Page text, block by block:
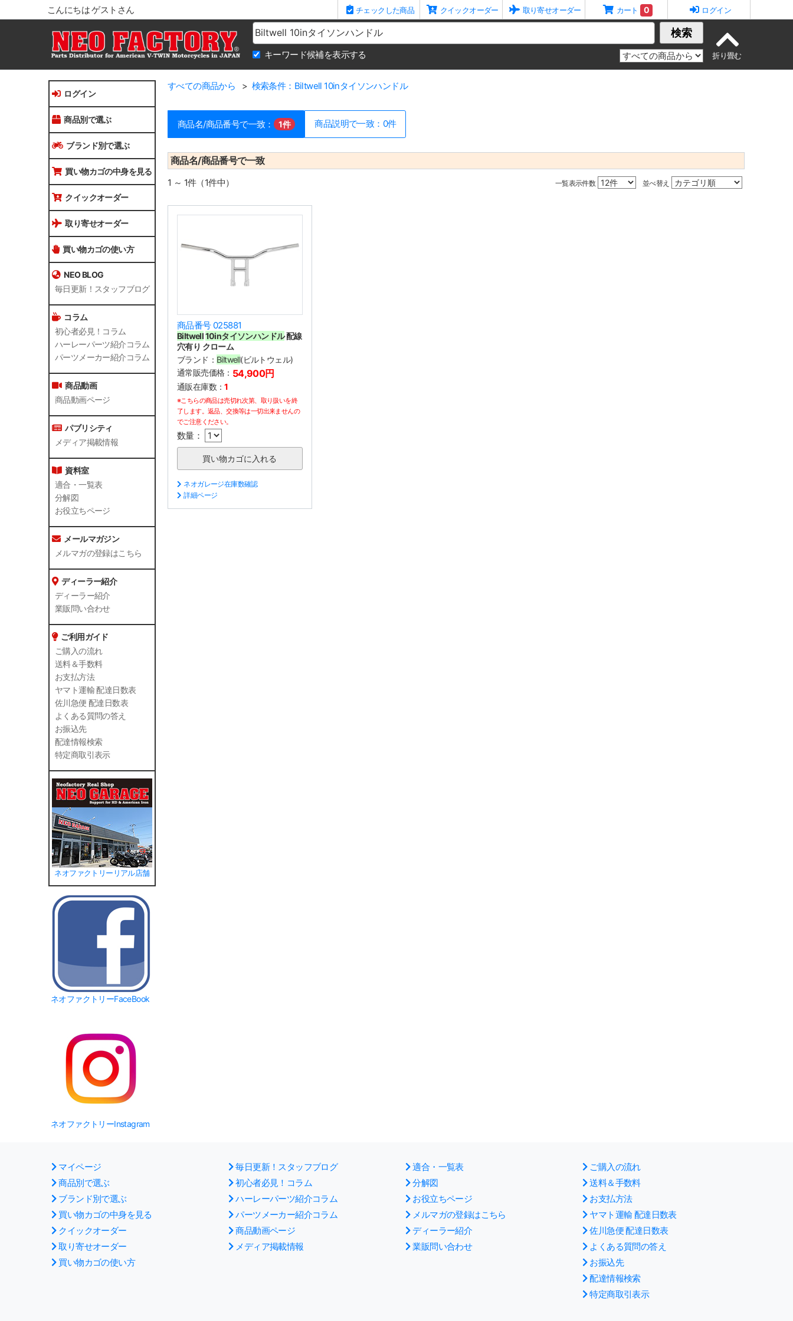
こんにちは ゲストさん チェックした商品 クイックオーダー 取り寄せオーダー カート 0 ログイン
Name 検索
キーワード候補を表示する
ログイン
商品別で選ぶ
ブランド別で選ぶ
買い物カゴの中身を見る
クイックオーダー
取り寄せオーダー
買い物カゴの使い方
NEO BLOG
毎日更新！スタッフブログ
コラム
初心者必見！コラム
ハーレーパーツ紹介コラム
パーツメーカー紹介コラム
商品動画
商品動画ページ
パブリシティ
メディア掲載情報
資料室
適合・一覧表
分解図
お役立ちページ
メールマガジン
メルマガの登録はこちら
ディーラー紹介
ディーラー紹介
業販問い合わせ
ご利用ガイド
ご購入の流れ
送料＆手数料
お支払方法
ヤマト運輸 配達日数表
佐川急便 配達日数表
よくある質問の答え
お振込先
配達情報検索
特定商取引表示
ネオファクトリーリアル店舗
ネオファクトリーFaceBook
ネオファクトリーInstagram
すべての商品から 検索条件：Biltwell 10inタイソンハンドル
商品名/商品番号で一致： 1件 商品説明で一致：0件
商品名/商品番号で一致
一覧表示件数 並べ替え
1 ～ 1件（1件中）
商品番号 025881
Biltwell10inタイソンハンドル配線
穴有り クローム
ブランド： Biltwell(ビルトウェル)
通常販売価格： 54,900円
通販在庫数：1
※こちらの商品は売切れ次第、取り扱いを終
了します。返品、交換等は一切出来ませんの
でご注意ください。
数量：
ネオガレージ在庫数確認
詳細ページ
マイページ
商品別で選ぶ
ブランド別で選ぶ
買い物カゴの中身を見る
クイックオーダー
取り寄せオーダー
買い物カゴの使い方
毎日更新！スタッフブログ
初心者必見！コラム
ハーレーパーツ紹介コラム
パーツメーカー紹介コラム
商品動画ページ
メディア掲載情報
適合・一覧表
分解図
お役立ちページ
メルマガの登録はこちら
ディーラー紹介
業販問い合わせ
ご購入の流れ
送料＆手数料
お支払方法
ヤマト運輸 配達日数表
佐川急便 配達日数表
よくある質問の答え
お振込先
配達情報検索
特定商取引表示